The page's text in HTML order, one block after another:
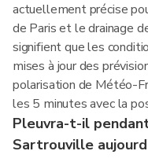
actuellement précise
de Paris et le drainage
signifient que les
mises à jour des
polarisation de Météo-
les 5 minutes avec la
Pleuvra-t-il
Sartrouville